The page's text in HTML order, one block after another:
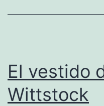
El vestido
Wittstock